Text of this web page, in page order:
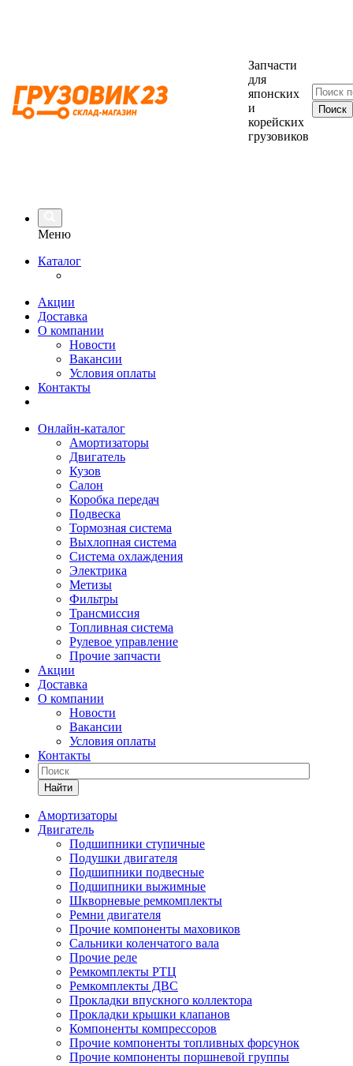
Запчасти
для
японских
и
корейских
грузовиков
Меню
Каталог
Акции
Доставка
О компании
Новости
Вакансии
Условия оплаты
Контакты
Онлайн-каталог
Амортизаторы
Двигатель
Кузов
Салон
Коробка передач
Подвеска
Тормозная система
Выхлопная система
Система охлаждения
Электрика
Метизы
Фильтры
Трансмиссия
Топливная система
Рулевое управление
Прочие запчасти
Акции
Доставка
О компании
Новости
Вакансии
Условия оплаты
Контакты
Найти
Амортизаторы
Двигатель
Подшипники ступичные
Подушки двигателя
Подшипники подвесные
Подшипники выжимные
Шкворневые ремкомплекты
Ремни двигателя
Прочие компоненты маховиков
Сальники коленчатого вала
Прочие реле
Ремкомплекты РТЦ
Ремкомплекты ДВС
Прокладки впускного коллектора
Прокладки крышки клапанов
Компоненты компрессоров
Прочие компоненты топливных форсунок
Прочие компоненты поршневой группы